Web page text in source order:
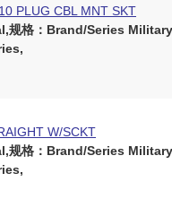
PLUG CBL MNT SKT
规格：Brand/Series Military
W/SCKT
规格：Brand/Series Military